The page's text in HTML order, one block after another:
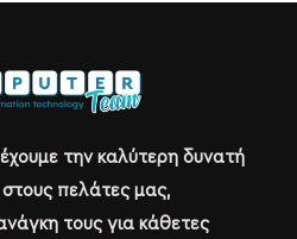
την καλύτερη δυνατή
στους πελάτες μας,
τους για κάθετες